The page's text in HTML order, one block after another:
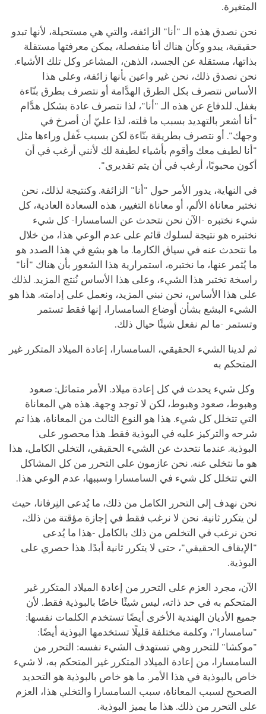
المتغيرة.
نحن نصدق هذه الـ "أنا" الزائفة، والتي هي مستحيلة، لأنها تبدو
حقيقية، يبدو وكأن هناك أنا منفصلة، يمكن معرفتها مستقلة
بذاتها، مستقلة عن الجسد، الذهن، المشاعر وكل تلك الأشياء.
نحن نصدق ذلك، نحن غير واعين بأنها زائفة، وعلى هذا
الأساس نتصرف بكل الطرق الهدَّامة أو نتصرف بطرق بنّاءة
بغفل. للدفاع عن هذه الـ "أنا"، لذا نتصرف عادة بشكل هدَّام
"أنا أشعر بالتهديد بسبب ما قلته، لذا عليّ أن أصرخ في
وجهك". أو نتصرف بطريقة بنّاءة لكن بسبب غًفل وراءها مثل
"أنا لطيف معك وأقوم بأشياء لطيفة لك لأنني أرغب في أن
أكون محبوبًا، أرغب في أن يتم تقديري".
في النهاية، يدور الأمر حول "أنا" الزائفة. وكنتيجة لذلك، نحن
نختبر معاناة الألم، أو معاناة التغيير، هذه السعادة العادية، كل
شيء نختبره -الآن نحن نتحدث عن السامسارا- كل شيء
نختبره هو نتيجة لسلوك قائم على عدم الوعي هذا، من خلال
ما نتحدث عنه في سياق الكارما. ما هو بشع في هذا الصدد هو
ما يُثمر عنها، ما نختبره، استمرارية هذا الشعور بأن هناك "أنا"
راسخة تختبر هذا الشيء، وعلى هذا الأساس نُنتج المزيد. لذلك
على هذا الأساس، نحن نبني المزيد، ونعمل على إدامته. هذا هو
الشيء البشع بشأن أوضاع السامسارا، إنها فقط تستمر
وتستمر -ما لم نفعل شيئًا حيال ذلك.
ثم لدينا الشيء الحقيقي، السامسارا، إعادة الميلاد المتكرر غير
المتحكم به
وكل شيء يحدث في كل إعادة ميلاد. الأمر متماثل: صعود
وهبوط، صعود وهبوط، لكن لا توجد وِجهة. هذه هي المعاناة
التي تتخلل كل شيء. هذا هو النوع الثالث من المعاناة، هذا تم
شرحه والتركيز عليه في البوذية فقط. هذا محصور على
البوذية. عندما نتحدث عن الشيء الحقيقي، التخلي الكامل، هذا
هو ما نتخلى عنه. نحن عازمون على التحرر من كل المشاكل
التي تتخلل كل شيء في السامسارا وسببها، عدم الوعي هذا.
نحن نهدف إلى التحرر الكامل من ذلك، ما يُدعى النِرفانا، حيث
لن يتكرر ثانية. نحن لا نرغب فقط في إجازة مؤقتة من ذلك،
نحن نرغب في التخلص من ذلك بالكامل -هذا ما يُدعى
"الإيقاف الحقيقي"، حتى لا يتكرر ثانية أبدًا. هذا حصري على
البوذية.
الآن، مجرد العزم على التحرر من إعادة الميلاد المتكرر غير
المتحكم به في حد ذاته، ليس شيئًا خاصًا بالبوذية فقط. لأن
جميع الأديان الهندية الأخرى أيضًا تستخدم الكلمات نفسها:
"سامسارا"، وكلمة مختلفة قليلًا تستخدمها البوذية أيضًا:
"موكشا" للتحرر وهي تستهدف الشيء نفسه: التحرر من
السامسارا، من إعادة الميلاد المتكرر غير المتحكم به، لا شيء
خاص بالبوذية في هذا الأمر. ما هو خاص بالبوذية هو التحديد
الصحيح لسبب المعاناة، سبب السامسارا والتخلي هذا، العزم
على التحرر من ذلك. هذا ما يميز البوذية.